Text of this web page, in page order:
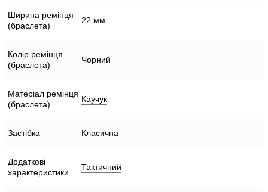
Ширина ремінця
(браслета)
22 мм
Колір ремінця
(браслета)
Чорний
Матеріал ремінця
(браслета)
Каучук
Застібка Класична
Додаткові
характеристики
Тактичний